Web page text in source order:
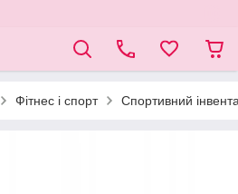
Фітнес і спорт Спортивний